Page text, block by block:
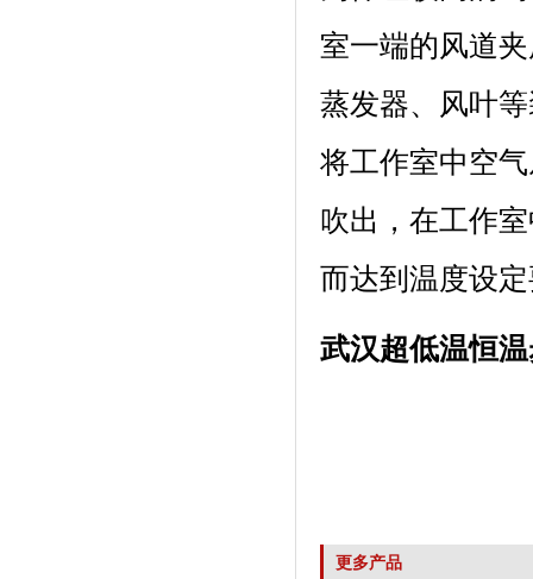
室一端的风道夹层
蒸发器、风叶
将工作室中空气
吹出，在工
而达到温度设定要
武汉超低温恒
更多产品